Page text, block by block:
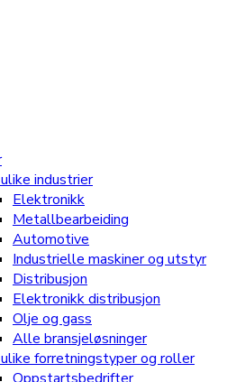
industrier
Elektronikk
Metallbearbeiding
Automotive
Industrielle maskiner og utstyr
Distribusjon
Elektronikk distribusjon
Olje og gass
Alle bransjeløsninger
forretningstyper og roller
Oppstartsbedrifter